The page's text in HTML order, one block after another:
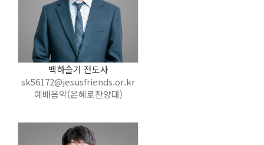
백하슬기 전도사
sk56172@jesusfriends.or.kr
예배음악(은혜로찬양대)